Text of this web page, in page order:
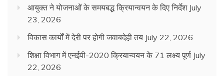
आयुक्त ने योजनाओं के समयबद्ध क्रियान्वयन के दिए निर्देश July
23, 2026
विकास कार्यों में देरी पर होगी जवाबदेही तय July 22, 2026
शिक्षा विभाग में एनईपी-2020 क्रियान्वयन के 71 लक्ष्य पूर्ण July
22, 2026